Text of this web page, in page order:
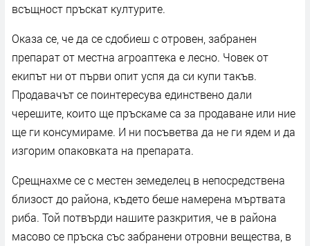
всъщност пръскат културите.
Оказа се, че да се сдобиеш с отровен, забранен
препарат от местна агроаптека е лесно. Човек от
екипът ни от първи опит успя да си купи такъв.
Продавачът се поинтересува единствено дали
черешите, които ще пръскаме са за продаване или ние
ще ги консумираме. И ни посъветва да не ги ядем и да
изгорим опаковката на препарата.
Срещнахме се с местен земеделец в непосредствена
близост до района, където беше намерена мъртвата
риба. Той потвърди нашите разкрития, че в района
масово се пръска със забранени отровни вещества, в